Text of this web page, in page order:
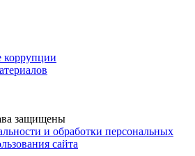
коррупции
защищены
и обработки персональных
сайта